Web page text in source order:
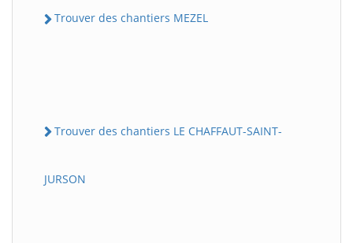
Trouver des chantiers MEZEL
Trouver des chantiers LE CHAFFAUT-SAINT-
JURSON